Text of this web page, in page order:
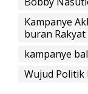
Kampanye
buran Rakyat
kampanye
Wujud Politik